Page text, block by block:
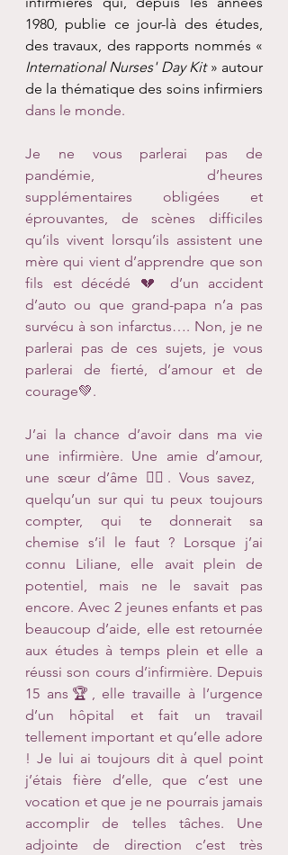
1980, publie ce jour-là des études,
International Nurses' Day Kit » autour
de la thématique des soins infirmiers
dans le monde.
Je ne vous parlerai pas de
pandémie, d’heures
supplémentaires obligées et
éprouvantes, de scènes difficiles
qu’ils vivent lorsqu’ils assistent une
mère qui vient d’apprendre que son
fils est décédé 💔 d’un accident
d’auto ou que grand-papa n’a pas
survécu à son infarctus…. Non, je ne
parlerai pas de ces sujets, je vous
parlerai de fierté, d’amour et de
courage💚.
J’ai la chance d’avoir dans ma vie
une infirmière. Une amie d’amour,
une sœur d’âme 🧚‍♀️. Vous savez,
quelqu’un sur qui tu peux toujours
compter, qui te donnerait sa
chemise s’il le faut ? Lorsque j’ai
connu Liliane, elle avait plein de
potentiel, mais ne le savait pas
encore. Avec 2 jeunes enfants et pas
beaucoup d’aide, elle est retournée
aux études à temps plein et elle a
réussi son cours d’infirmière. Depuis
15 ans🏆, elle travaille à l’urgence
d’un hôpital et fait un travail
tellement important et qu’elle adore
! Je lui ai toujours dit à quel point
j’étais fière d’elle, que c’est une
vocation et que je ne pourrais jamais
accomplir de telles tâches. Une
adjointe de direction c’est très